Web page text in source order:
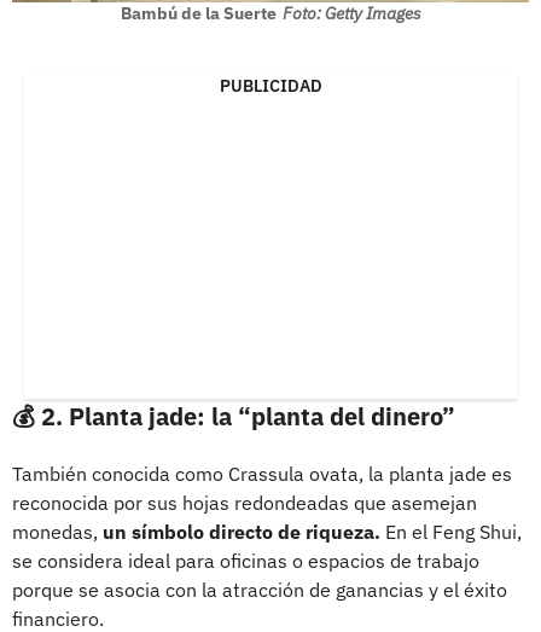
Bambú de la Suerte Foto: Getty Images
PUBLICIDAD
💰 2. Planta jade: la “planta del dinero”
También conocida como Crassula ovata, la planta jade es
reconocida por sus hojas redondeadas que asemejan
monedas, un símbolo directo de riqueza. En el Feng Shui,
se considera ideal para oficinas o espacios de trabajo
porque se asocia con la atracción de ganancias y el éxito
financiero.